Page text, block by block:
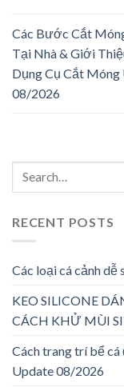
Các Bước Cắt
Tại Nhà & Giới
Dụng Cụ Cắt Móng
08/2026
RECENT POSTS
Các loại cá cảnh dễ
KEO SILICONE
CÁCH KHỬ MÙI
Cách trang trí bể cá
Update 08/2026